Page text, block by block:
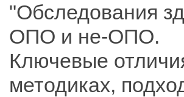
"Обследования
ОПО и не-ОПО.
Ключевые
методиках,